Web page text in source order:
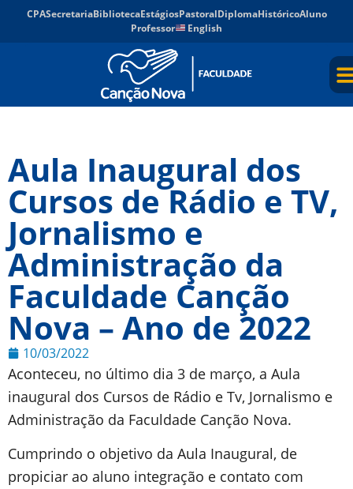
CPASecretariaBibliotecaEstágiosPastoralDiplomaHistóricoAluno
Professor
English
Aula Inaugural dos
Cursos de Rádio e TV,
Jornalismo e
Administração da
Faculdade Canção
Nova – Ano de 2022
10/03/2022
Aconteceu, no último dia 3 de março, a Aula
inaugural dos Cursos de Rádio e Tv, Jornalismo e
Administração da Faculdade Canção Nova.
Cumprindo o objetivo da Aula Inaugural, de
propiciar ao aluno integração e contato com